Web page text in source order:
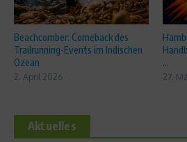
Beachcomber: Comeback des
Trailrunning-Events im Indischen
Ozean
2. April 2026
...
27.
Aktuelles